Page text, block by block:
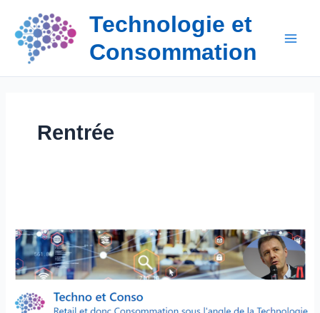
contenu
Technologie et
Consommation
Rentrée